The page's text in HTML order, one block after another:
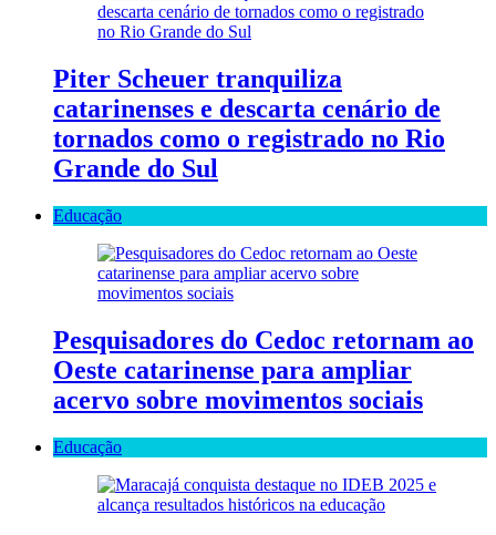
Piter Scheuer tranquiliza
catarinenses e descarta cenário de
tornados como o registrado no Rio
Grande do Sul
Educação
Pesquisadores do Cedoc retornam ao
Oeste catarinense para ampliar
acervo sobre movimentos sociais
Educação